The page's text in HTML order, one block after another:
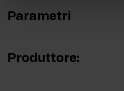
Parametri
Produttore: